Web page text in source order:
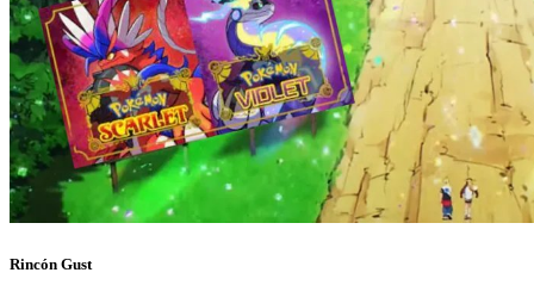
Rincón Gust